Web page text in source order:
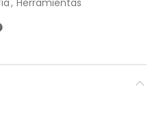
, Herramientas